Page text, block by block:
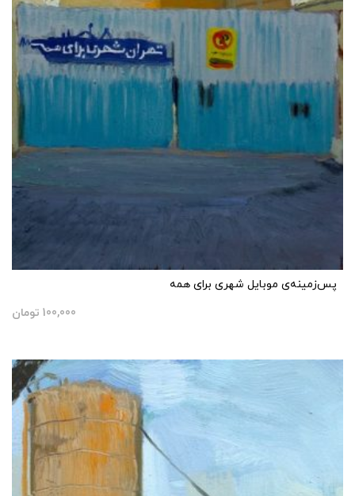
پس‌زمینه‌ی موبایل شهری برای همه
100,000 تومان